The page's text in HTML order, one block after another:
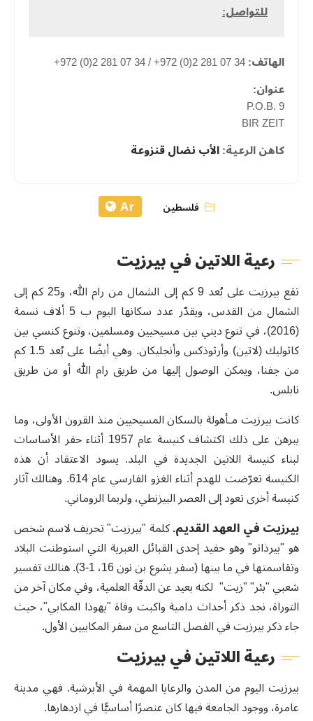
فلسطين Ar
رعية اللاتين في بيرزيت
تقع بيرزيت على بُعد 9 كم إلى الشمال من رام الله، و25 كم إلى
الشمال من القدس، ويقدّر عدد سكانها اليوم ب 5 ألاف نسمة
(2016)، في تنوع ديني بين مسيحيين ومسلمين، وتنوع كنسي بين
كاثوليك (لاتين) وأرثوذكس وأنجليكان. وهي أيضًا على بُعد 1.5 كم
من جفنا، ويمكن الوصول إليها من طريق رام الله أو من طريق
نابلس.
كانت بيرزيت مـأهولة بالسكان المسيحيين منذ القرون الأولى، وما
يبرهن على ذلك اكتشاف كنيسة عام 1957 أثناء حفر الأساسات
لبناء كنيسة اللاتين الجديدة في البلد. يسود الاعتقاد أن هذه
الكنيسة تعرّضت للهدم أثناء الغزو الفارسي عام 614. وهنالك آثار
كنيسة أخرى تعود إلى العصر البيزنطي، ولربما الروماني.
بيرزيت في العهد القديم.كلمة "بيرزيت" تحريف لاسم شخص
هو "بيرذاتو" وهو حفيد إحدى القبائل العبرية التي استوطنت البلاد
وتقاسمتها في ما بينها (سفر يشوع بن نون 16، 1-3). هنالك تفسير
شعبي "بئر" "زيت" لكنه بعيد عن الدقّة العلمية، وفي مكان آخر من
التوراة، نجد ذكر أحداث دامية واكبت وفاة "يهوذا المكابي"، حيث
جاء ذكر بيرزيت في الفصل التاسع من سفر المكابيين الأول.
رعية اللاتين في بيرزيت
بيرزيت اليوم من المدن والرعايا المهمة في الأبرشية. فهي مدينة
عامرة، ووجود الجامعة فيها كان عنصرًا أساسيًّا في ازدهارها.
للتواصل:
الهاتف:
عنوان:
P.O.B. 9
BIR ZEIT
كاهن الرعية:الأبنضالقنزوعة